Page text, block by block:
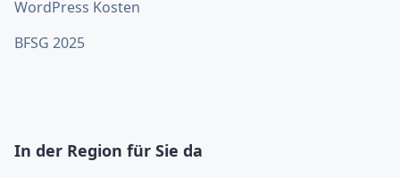
WordPress Kosten
BFSG 2025
In der Region für Sie da